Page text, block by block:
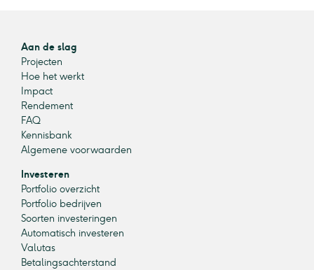
Aan de slag
Projecten
Hoe het werkt
Impact
Rendement
FAQ
Kennisbank
Algemene voorwaarden
Investeren
Portfolio overzicht
Portfolio bedrijven
Soorten investeringen
Automatisch investeren
Valutas
Betalingsachterstand